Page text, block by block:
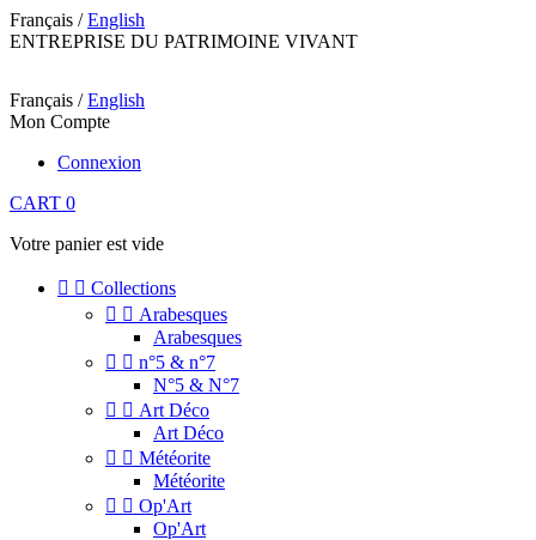
Français /English
ENTREPRISE DU PATRIMOINE VIVANT
Français /English
Mon Compte
Connexion
CART 0
Votre panier est vide
  Collections
  Arabesques
Arabesques
  n°5 & n°7
N°5 & N°7
  Art Déco
Art Déco
  Météorite
Météorite
  Op'Art
Op'Art